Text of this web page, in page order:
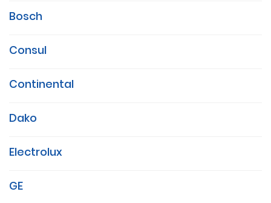
Bosch
Consul
Continental
Dako
Electrolux
GE